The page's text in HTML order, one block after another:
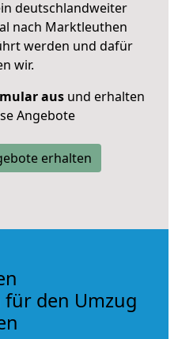
deutschlandweiter
nach Marktleuthen
werden und dafür
wir.
ausund erhalten
Angebote
erhalten
den Umzug